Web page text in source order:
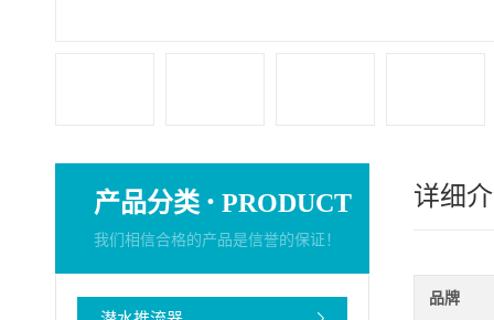
产品分类 · PRODUCT
我们相信合格的产品是信誉的保证！
详细
品牌